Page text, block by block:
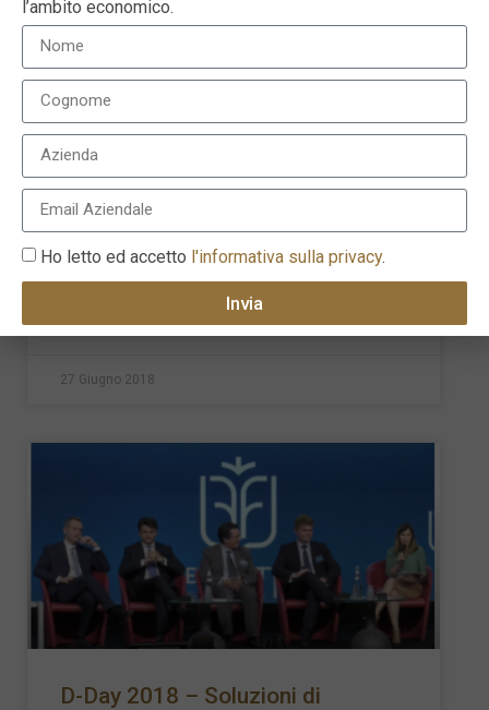
Il supporto alla consulenza
indipendente
Alfonso Maglio, portfolio manager di Marzotto
MiFID II svoltasi durante il D-Day del
27 Giugno 2018
D-Day 2018 – Soluzioni di
l’ambito economico.
Ho letto ed accetto l'informativa sulla privacy.
Invia